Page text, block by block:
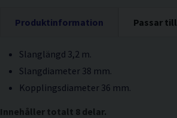
Produktinformation Passar till
Slanglängd 3,2 m.
Slangdiameter 38 mm.
Kopplingsdiameter 36 mm.
Innehåller totalt 8 delar.